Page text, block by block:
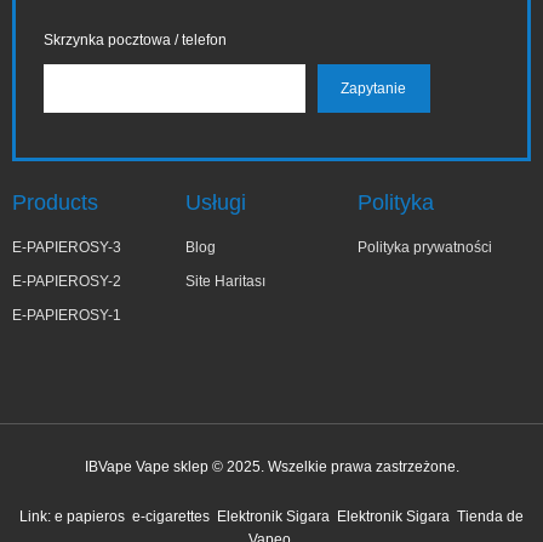
Skrzynka pocztowa / telefon
Products
E-PAPIEROSY-3
E-PAPIEROSY-2
E-PAPIEROSY-1
Usługi
Blog
Site Haritası
Polityka
Polityka prywatności
IBVape Vape sklep © 2025. Wszelkie prawa zastrzeżone.
Link: e papieros e-cigarettes Elektronik Sigara Elektronik Sigara Tienda de
niedawno kupiony